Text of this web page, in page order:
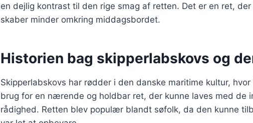
en dejlig kontrast til den rige smag af retten. Det er en ret,
skaber minder omkring middagsbordet.
Historien bag skipperlabskovs og
Skipperlabskovs har rødder i den danske maritime kultur,
brug for en nærende og holdbar ret, der kunne laves med de
rådighed. Retten blev populær blandt søfolk, da den kunne